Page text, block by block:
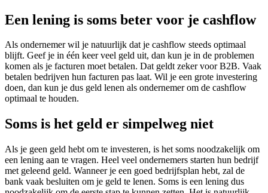
Een lening is soms beter voor je cashflow
Als ondernemer wil je natuurlijk dat je cashflow steeds optimaal
blijft. Geef je in één keer veel geld uit, dan kun je in de problemen
komen als je facturen moet betalen. Dat geldt zeker voor B2B. Vaak
betalen bedrijven hun facturen pas laat. Wil je een grote investering
doen, dan kun je dus geld lenen als ondernemer om de cashflow
optimaal te houden.
Soms is het geld er simpelweg niet
Als je geen geld hebt om te investeren, is het soms noodzakelijk om
een lening aan te vragen. Heel veel ondernemers starten hun bedrijf
met geleend geld. Wanneer je een goed bedrijfsplan hebt, zal de
bank vaak besluiten om je geld te lenen. Soms is een lening dus